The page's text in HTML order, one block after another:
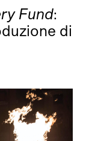
Fund:
di